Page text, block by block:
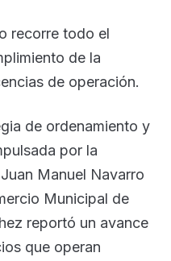
recorre todo el
de la
de operación.
de ordenamiento y
por la
Manuel Navarro
Municipal de
reportó un avance
que operan